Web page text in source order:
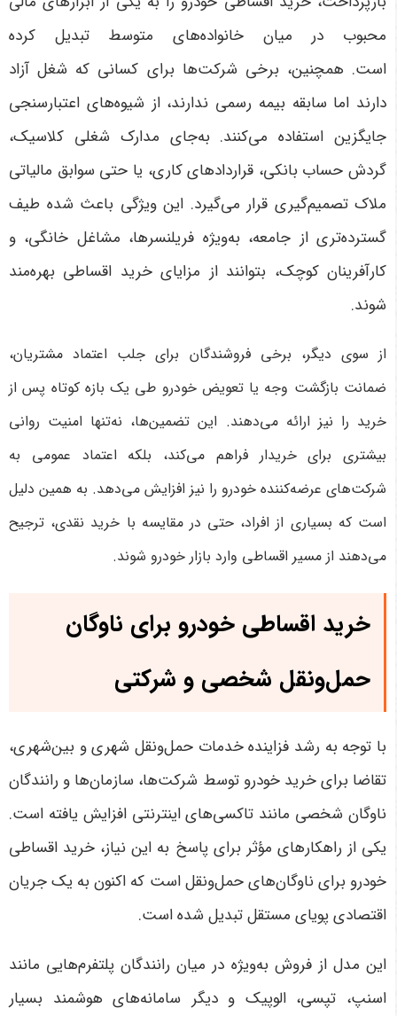
محبوب در میان خانواده‌های متوسط تبدیل کرده
است. همچنین، برخی شرکت‌ها برای کسانی که شغل آزاد
دارند اما سابقه بیمه رسمی ندارند، از شیوه‌های اعتبارسنجی
جایگزین استفاده می‌کنند. به‌جای مدارک شغلی کلاسیک،
گردش حساب بانکی، قراردادهای کاری، یا حتی سوابق مالیاتی
ملاک تصمیم‌گیری قرار می‌گیرد. این ویژگی باعث شده طیف
گسترده‌تری از جامعه، به‌ویژه فریلنسرها، مشاغل خانگی، و
کارآفرینان کوچک، بتوانند از مزایای خرید اقساطی بهره‌مند
شوند.
از سوی دیگر، برخی فروشندگان برای جلب اعتماد مشتریان،
ضمانت بازگشت وجه یا تعویض خودرو طی یک بازه کوتاه پس از
خرید را نیز ارائه می‌دهند. این تضمین‌ها، نه‌تنها امنیت روانی
بیشتری برای خریدار فراهم می‌کند، بلکه اعتماد عمومی به
شرکت‌های عرضه‌کننده خودرو را نیز افزایش می‌دهد. به همین دلیل
است که بسیاری از افراد، حتی در مقایسه با خرید نقدی، ترجیح
می‌دهند از مسیر اقساطی وارد بازار خودرو شوند.
خرید اقساطی خودرو برای ناوگان
حمل‌ونقل شخصی و شرکتی
با توجه به رشد فزاینده خدمات حمل‌ونقل شهری و بین‌شهری،
تقاضا برای خرید خودرو توسط شرکت‌ها، سازمان‌ها و رانندگان
ناوگان شخصی مانند تاکسی‌های اینترنتی افزایش یافته است.
یکی از راهکارهای مؤثر برای پاسخ به این نیاز، خرید اقساطی
خودرو برای ناوگان‌های حمل‌ونقل است که اکنون به یک جریان
اقتصادی پویای مستقل تبدیل شده است.
این مدل از فروش به‌ویژه در میان رانندگان پلتفرم‌هایی مانند
اسنپ، تپسی، الوپیک و دیگر سامانه‌های هوشمند بسیار